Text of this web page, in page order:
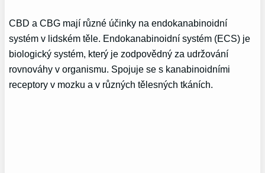
CBD a CBG mají různé účinky na endokanabinoidní
systém v lidském těle. Endokanabinoidní systém (ECS) je
biologický systém, který je zodpovědný za udržování
rovnováhy v organismu. Spojuje se s kanabinoidními
receptory v mozku a v různých tělesných tkáních.